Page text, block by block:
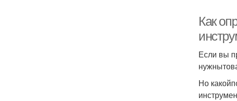
Как
Если вы
Но